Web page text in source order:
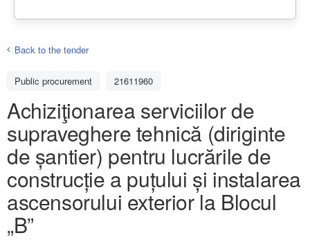
Back to the tender
Public procurement 21611960
Achiziţionarea serviciilor de
supraveghere tehnică (diriginte
de șantier) pentru lucrările de
construcție a puțului și instalarea
ascensorului exterior la Blocul
„B”